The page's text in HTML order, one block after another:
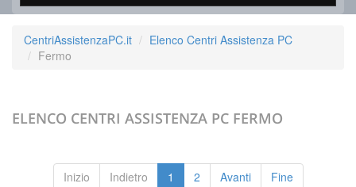
CentriAssistenzaPC.it
Elenco Centri Assistenza PC
Fermo
ELENCO CENTRI ASSISTENZA PC FERMO
Inizio Indietro 1 2 Avanti Fine